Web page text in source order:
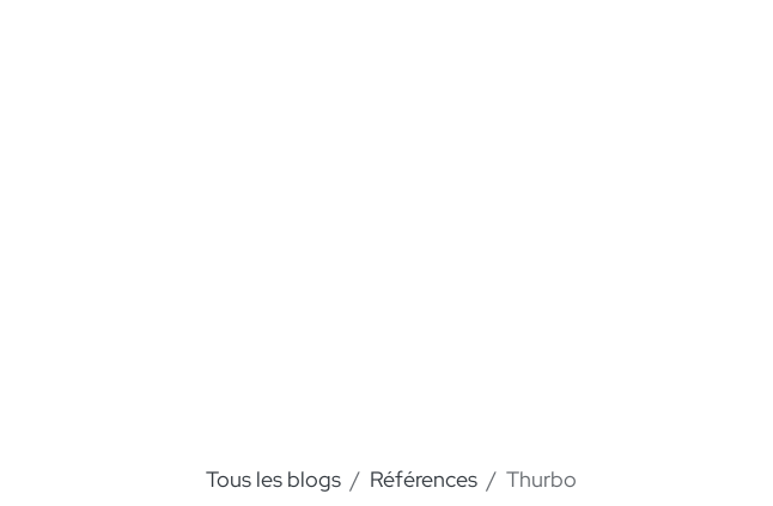
Tous les blogs Références Thurbo